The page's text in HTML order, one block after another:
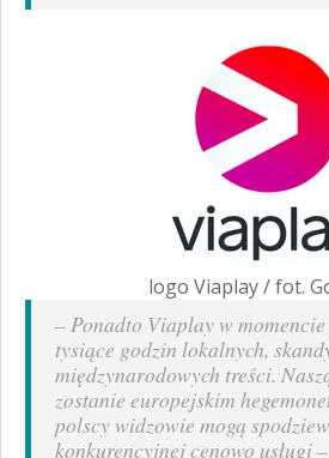
logo Viaplay / fot.
–Ponadto Viaplay w
tysiące godzin lokalnych,
międzynarodowych treści.
zostanie europejskim
polscy widzowie mogą
konkurencyjnej cenowo usługi